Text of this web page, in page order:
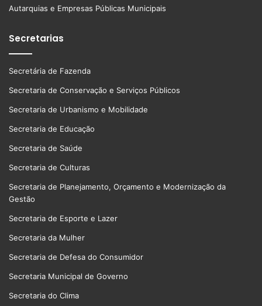
Autarquias e Empresas Públicas Municipais
Secretarias
Secretária de Fazenda
Secretaria de Conservação e Serviços Públicos
Secretaria de Urbanismo e Mobilidade
Secretaria de Educação
Secretaria de Saúde
Secretaria de Culturas
Secretaria de Planejamento, Orçamento e Modernização da
Gestão
Secretaria de Esporte e Lazer
Secretaria da Mulher
Secretaria de Defesa do Consumidor
Secretaria Municipal de Governo
Secretaria do Clima